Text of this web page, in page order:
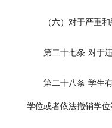
（六）对于严重
第二十七条 对于
第二十八条 学生
学位或者依法撤销学位